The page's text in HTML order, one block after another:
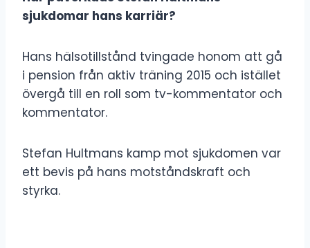
sjukdomar hans karriär?
Hans hälsotillstånd tvingade honom att gå
i pension från aktiv träning 2015 och istället
övergå till en roll som tv-kommentator och
kommentator.
Stefan Hultmans kamp mot sjukdomen var
ett bevis på hans motståndskraft och
styrka.